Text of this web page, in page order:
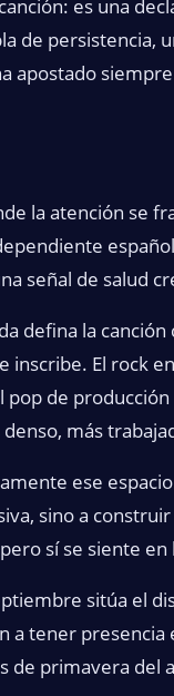
es una
de persistencia,
apostado
la atención se
señal de salud
defina la
inscribe. El rock
de
más
ese
sino a
sí se siente
sitúa el
a tener
de primavera del